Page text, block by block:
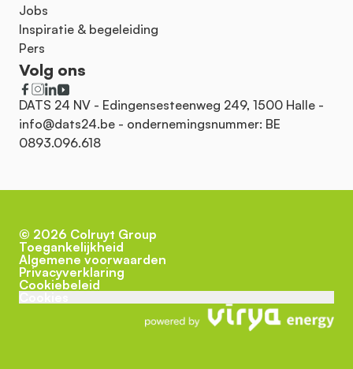
Jobs
Inspiratie & begeleiding
Pers
Volg ons
DATS 24 NV - Edingensesteenweg 249, 1500 Halle -
info@dats24.be - ondernemingsnummer: BE
0893.096.618
© 2026 Colruyt Group
Toegankelijkheid
Algemene voorwaarden
Privacyverklaring
Cookiebeleid